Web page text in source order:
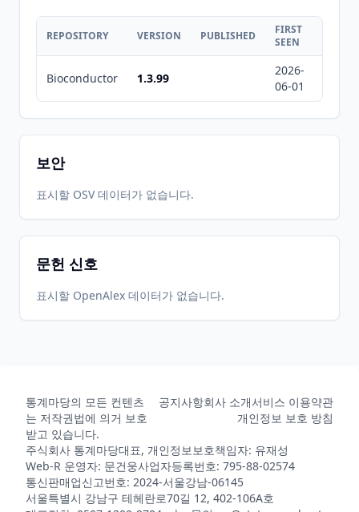
REPOSITORY VERSION PUBLISHED
FIRST
SEEN
Bioconductor 1.3.99
2026-
06-01
보안
표시할 OSV 데이터가 없습니다.
문헌 신호
표시할 OpenAlex 데이터가 없습니다.
통계마당의 모든 컨텐츠
는 저작권법에 의거 보호
받고 있습니다.
공지사항회사 소개서비스 이용약관
개인정보 보호 방침
주식회사 통계마당대표, 개인정보보호책임자: 유재성
Web-R 운영자: 문건웅사업자등록번호: 795-88-02574
통신판매업신고번호: 2024-서울강남-06145
서울특별시 강남구 테헤란로70길 12, 402-106A호